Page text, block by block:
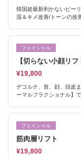
韓国超最新剥かないピー
湿＆キメ改善/トーンの改
フェイシャル
【切らない小顔リ
¥19,800
デコルテ、首、顔、頭皮
ーマルフラクショナル】
フェイシャル
筋肉層リフト
¥19,800